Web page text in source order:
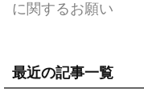
に関するお願い
最近の記事一覧